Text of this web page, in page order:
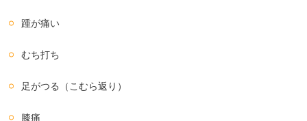
踵が痛い
むち打ち
足がつる（こむら返り）
膝痛